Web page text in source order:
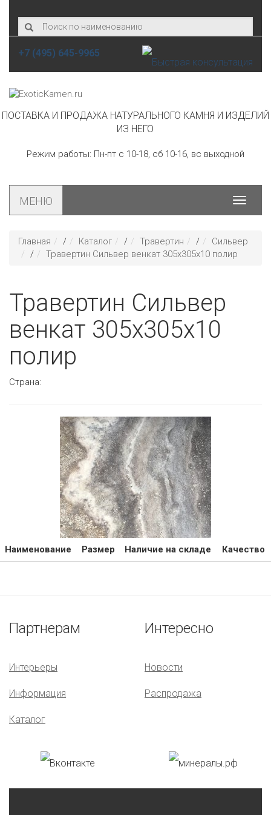
+7 (495) 645-9965
ПОСТАВКА И ПРОДАЖА НАТУРАЛЬНОГО КАМНЯ И ИЗДЕЛИЙ
ИЗ НЕГО
Режим работы: Пн-пт с 10-18, сб 10-16, вс выходной
Toggle
МЕНЮ
Главная / Каталог / Травертин /
Сильвер
/
Травертин Сильвер венкат 305х305х10 полир
Травертин Сильвер
венкат 305х305х10
полир
Страна:
Наименование Размер Наличие на складе Качество
Партнерам
Интерьеры
Информация
Каталог
Интересно
Новости
Распродажа